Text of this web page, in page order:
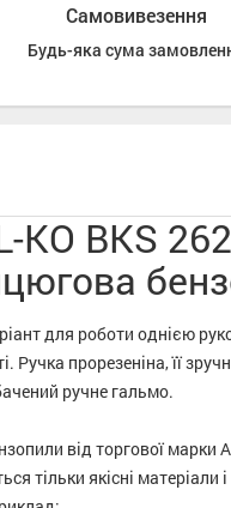
Самовивезення
Будь-яка сума
KO BKS
для роботи однією
Ручка прорезеніна, її
ручне гальмо.
від торгової марки
тільки якісні матеріали і